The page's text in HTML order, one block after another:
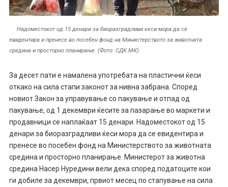
Надоместокот од 15 денари за биоразградливи кеси мора да се
евидентира и пренесе во посебен фонд на Министерството за животната
средина и просторно планирање. (Фото: СДК.МК)
За десет пати е намалена употребата на пластични ќеси
откако на сила стапи законот за нивна забрана. Според
новиот Закон за управување со пакување и отпад од
пакување, од 1 декември ќесите за пазарање во маркети и
продавници се наплаќаат 15 денари. Надоместокот од 15
денари за биоразградливи ќеси мора да се евидентира и
пренесе во посебен фонд на Министерството за животната
средина и просторно планирање. Министерот за животна
средина Насер Нуредини вели дека според податоците кои
ги добиле за декември, првиот месец по стапување на сила